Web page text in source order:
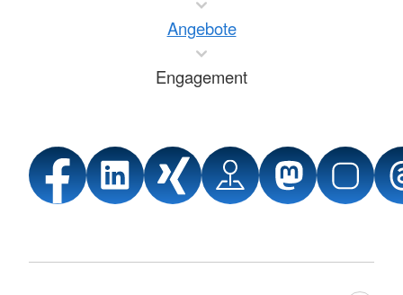
Angebote
Engagement